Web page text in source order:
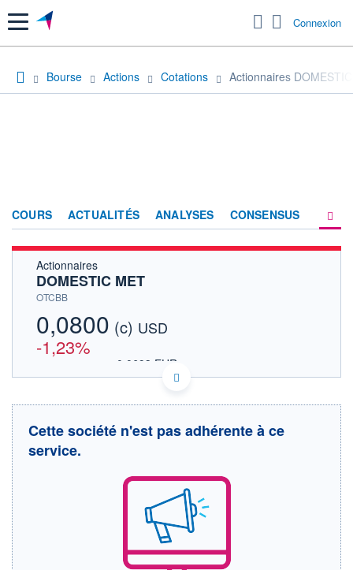
Menu Connexion
Bourse Actions Cotations Actionnaires
COURS ACTUALITÉS ANALYSES CONSENSUS
Actionnaires
DOMESTIC MET
OTCBB
0,0800 (c) USD
-1,23%
0,0693 EUR
DONNÉES TEMPS DIFFÉRÉ
Cotation sur les autres places
0,0810
+ BAS
0,0000
CAPITAL ÉCHANGÉ
0,00%
Cette société n'est pas adhérente à ce
service.